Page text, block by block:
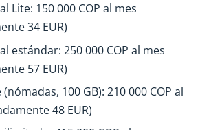
Lite: 150 000 COP al mes
34 EUR)
estándar: 250 000 COP al mes
57 EUR)
100 GB): 210 000 COP al
48 EUR)